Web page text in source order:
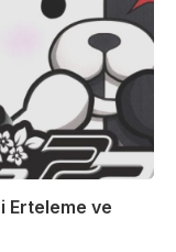
Erteleme ve